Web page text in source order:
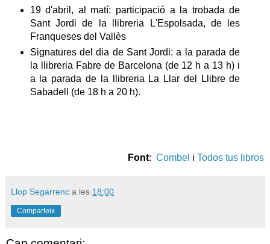
19 d'abril, al matí: participació a la trobada de
Sant Jordi de la llibreria L'Espolsada, de les
Franqueses del Vallès
Signatures del dia de Sant Jordi: a la parada de
la llibreria Fabre de Barcelona (de 12 h a 13 h) i
a la parada de la llibreria La Llar del Llibre de
Sabadell (de 18 h a 20 h).
Font: Combel i Todos tus libros
Llop Segarrenc a les 18:00
Comparteix